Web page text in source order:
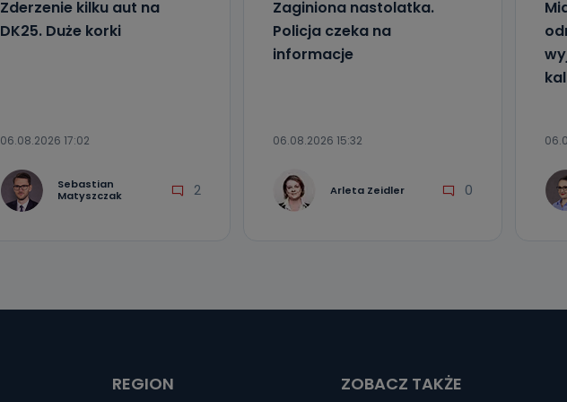
Zderzenie kilku aut na
DK25. Duże korki
06.08.2026 17:02
Sebastian
Matyszczak
2
Zaginiona nastolatka.
Policja czeka na
informacje
06.08.2026 15:32
Arleta Zeidler 0
REGION ZOBACZ TAKŻE